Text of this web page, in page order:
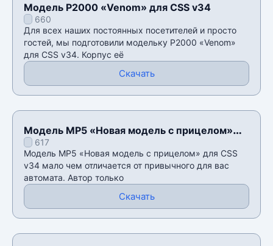
Модель P2000 «Venom» для CSS v34
660
Для всех наших постоянных посетителей и просто
гостей, мы подготовили модельку P2000 «Venom»
для CSS v34. Корпус её
Скачать
Модель MP5 «Новая модель с прицелом»
для CSS v34
617
Модель MP5 «Новая модель с прицелом» для CSS
v34 мало чем отличается от привычного для вас
автомата. Автор только
Скачать